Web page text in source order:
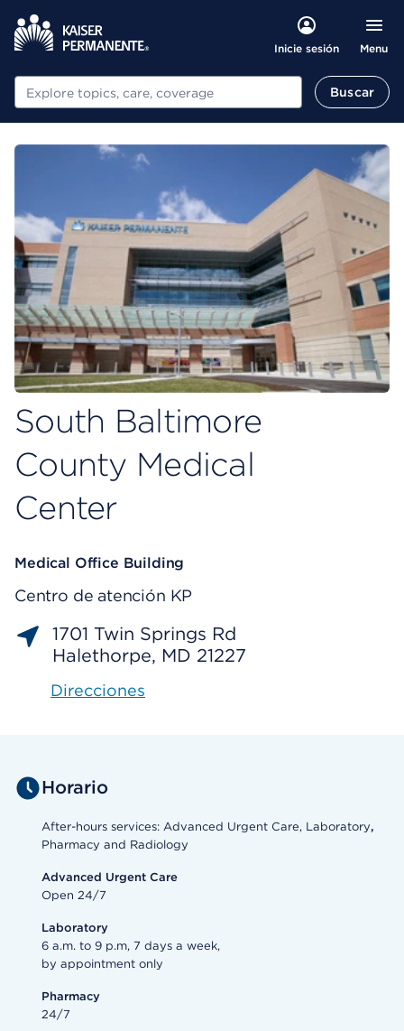
Inicie sesión Menu
Buscar Buscar
South Baltimore
County Medical
Center
Medical Office Building
Centro de atención KP
1701 Twin Springs Rd
Halethorpe, MD 21227
Direcciones
Horario
After-hours services: Advanced Urgent Care, Laboratory,
Pharmacy and Radiology
Advanced Urgent Care
Open 24/7
Laboratory
6 a.m. to 9 p.m, 7 days a week,
by appointment only
Pharmacy
24/7